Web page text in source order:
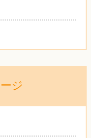
ジ